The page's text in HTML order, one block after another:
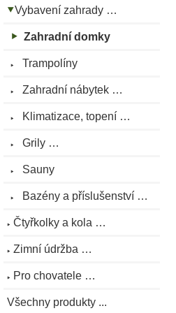
Vybavení zahrady …
Zahradní domky
Trampolíny
Zahradní nábytek …
Klimatizace, topení …
Grily …
Sauny
Bazény a příslušenství …
Čtyřkolky a kola …
Zimní údržba …
Pro chovatele …
Všechny produkty ...